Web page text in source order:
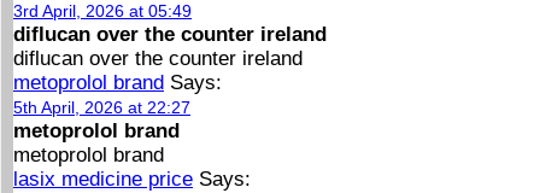
3rd April, 2026 at 05:49
diflucan over the counter ireland
diflucan over the counter ireland
metoprolol brand Says:
5th April, 2026 at 22:27
metoprolol brand
metoprolol brand
lasix medicine price Says: